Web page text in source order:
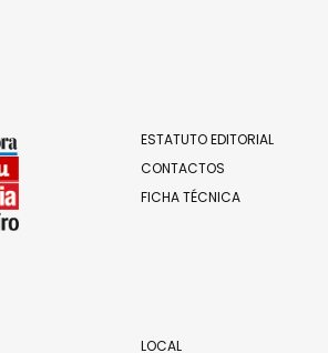
ESTATUTO EDITORIAL
CONTACTOS
FICHA TÉCNICA
LOCAL